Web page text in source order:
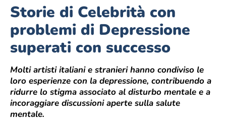
Storie di Celebrità con
problemi di Depressione
superati con successo
Molti artisti italiani e stranieri hanno condiviso le
loro esperienze con la depressione, contribuendo a
ridurre lo stigma associato al disturbo mentale e a
incoraggiare discussioni aperte sulla salute
mentale.